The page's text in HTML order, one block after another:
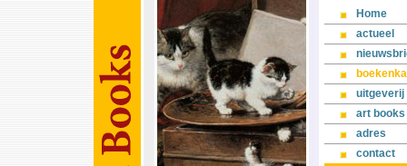
Home
actueel
uitgeverij
art books
adres
contact